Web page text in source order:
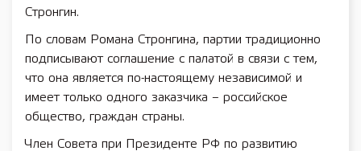
Стронгин.
По словам Романа Стронгина, партии традиционно
подписывают соглашение с палатой в связи с тем,
что она является по-настоящему независимой и
имеет только одного заказчика – российское
общество, граждан страны.
Член Совета при Президенте РФ по развитию